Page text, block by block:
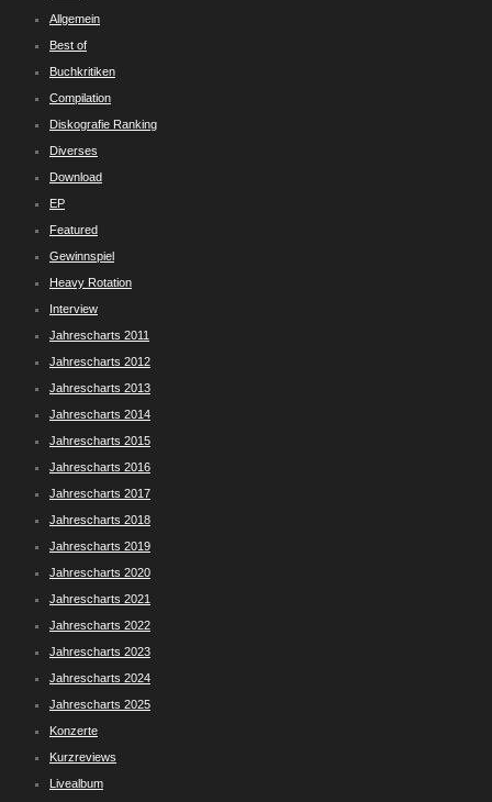
Allgemein
Best of
Buchkritiken
Compilation
Diskografie Ranking
Diverses
Download
EP
Featured
Gewinnspiel
Heavy Rotation
Interview
Jahrescharts 2011
Jahrescharts 2012
Jahrescharts 2013
Jahrescharts 2014
Jahrescharts 2015
Jahrescharts 2016
Jahrescharts 2017
Jahrescharts 2018
Jahrescharts 2019
Jahrescharts 2020
Jahrescharts 2021
Jahrescharts 2022
Jahrescharts 2023
Jahrescharts 2024
Jahrescharts 2025
Konzerte
Kurzreviews
Livealbum